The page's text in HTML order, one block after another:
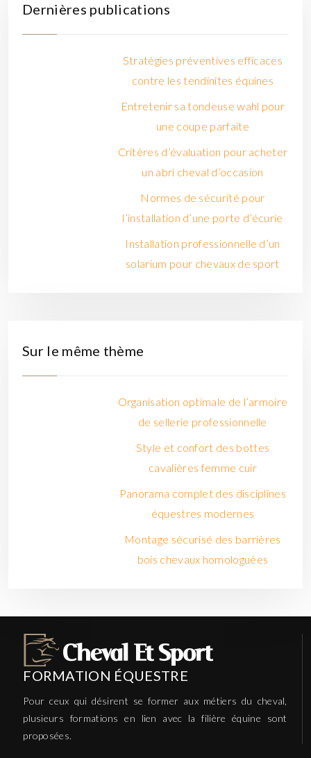
Dernières publications
Stratégies préventives efficaces
contre les tendinites équines
Entretenir sa tondeuse wahl pour
une coupe parfaite
Critères d’évaluation pour acheter
un abri cheval d’occasion
Normes de sécurité pour
l’installation d’une porte d’écurie
Installation professionnelle d’un
solarium pour chevaux de sport
Sur le même thème
Organisation optimale de l’armoire
de sellerie professionnelle
Style et confort des bottes
cavalières femme cuir
Panorama complet des disciplines
équestres modernes
Montage sécurisé des barrières
bois chevaux homologuées
FORMATION ÉQUESTRE
Pour ceux qui désirent se former aux métiers du cheval,
plusieurs formations en lien avec la filière équine sont
proposées.